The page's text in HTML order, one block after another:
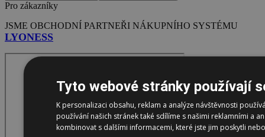
Pro zákazníky
JSME OBCHODNÍ PARTNEŘI NÁKUPNÍHO SYSTÉMU
LYONESS
Tyto webové stránky používají
K personalizaci obsahu, reklam a analýze návštěvnosti
používání našich stránek také sdílíme s našimi reklamními a
kombinovat s dalšími informacemi, které jste jim poskytli